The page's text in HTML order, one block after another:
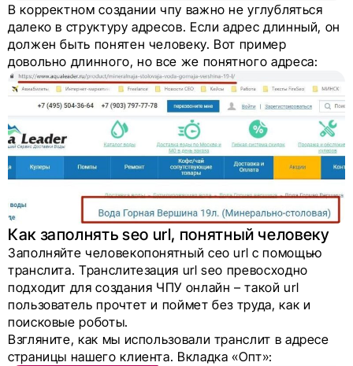
В корректном создании чпу важно не углубляться
далеко в структуру адресов. Если адрес длинный, он
должен быть понятен человеку. Вот пример
довольно длинного, но все же понятного адреса:
Как заполнять seo url, понятный человеку
Заполняйте человекопонятный сео url с помощью
транслита. Транслитезация url seo превосходно
подходит для создания ЧПУ онлайн – такой url
пользователь прочтет и поймет без труда, как и
поисковые роботы.
Взгляните, как мы использовали транслит в адресе
страницы нашего клиента. Вкладка «Опт»: